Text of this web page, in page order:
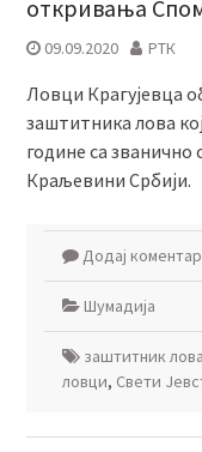
откривања
09.09.2020 РТК
Ловци Крагујевца
заштитника лова
године са
Краљевини Србији.
Додај коментар
Шумадија
заштитник лова
ловци, Свети